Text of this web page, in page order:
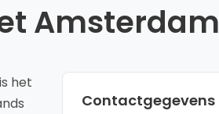
Amsterdam
het
Contactgegevens